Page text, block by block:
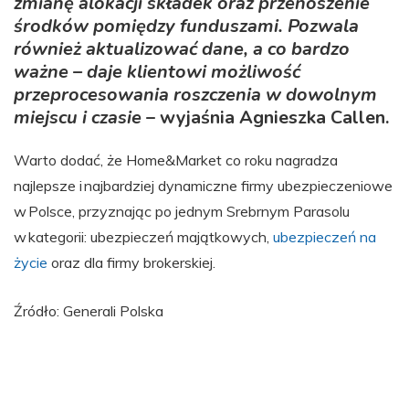
środków pomiędzy funduszami. Pozwala
również aktualizować dane, a co bardzo
ważne – daje klientowi możliwość
przeprocesowania roszczenia w dowolnym
miejscu i czasie– wyjaśnia Agnieszka Callen.
Warto dodać, że Home&Market co roku nagradza
najlepsze i najbardziej dynamiczne firmy ubezpieczeniowe
w Polsce, przyznając po jednym Srebrnym Parasolu
w kategorii: ubezpieczeń majątkowych, ubezpieczeń na
życie oraz dla firmy brokerskiej.
Źródło: Generali Polska